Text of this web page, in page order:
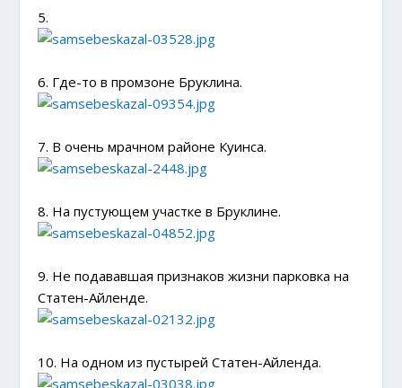
5.
6. Где-то в промзоне Бруклина.
7. В очень мрачном районе Куинса.
8. На пустующем участке в Бруклине.
9. Не подававшая признаков жизни парковка на
Статен-Айленде.
10. На одном из пустырей Статен-Айленда.